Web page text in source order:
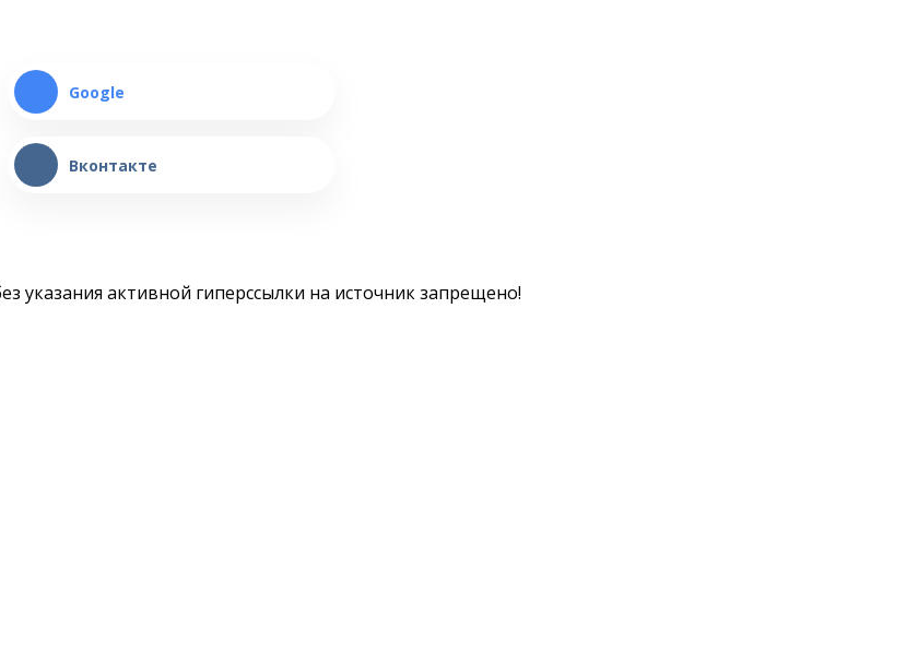
Google
Вконтакте
указания активной гиперссылки на источник запрещено!